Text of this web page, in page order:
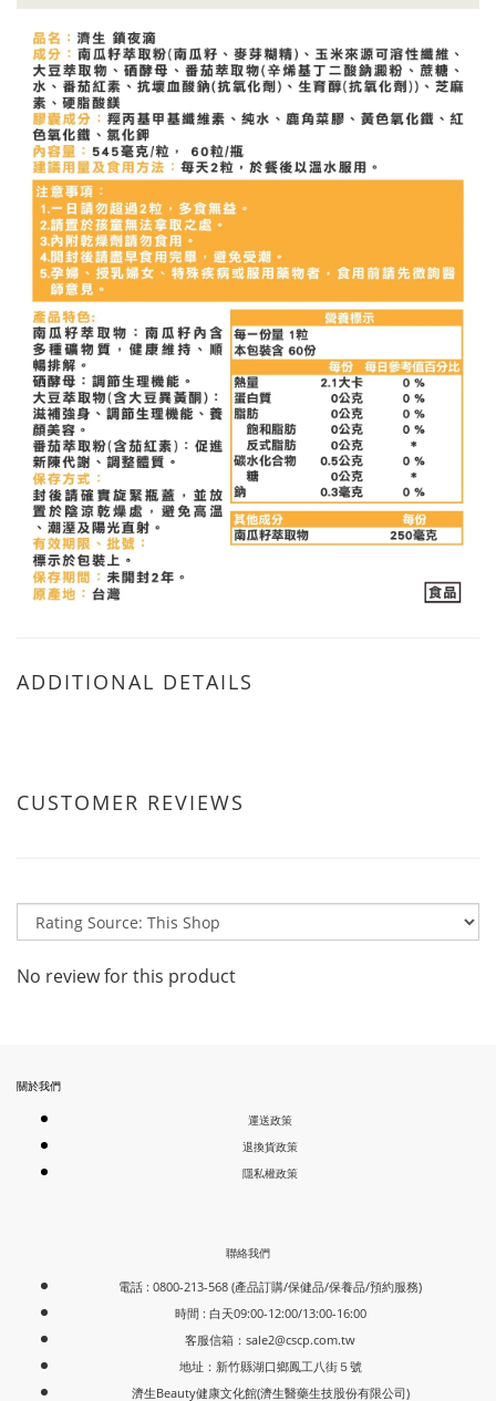
ADDITIONAL DETAILS
CUSTOMER REVIEWS
No review for this product
關於我們
運送政策
退換貨政策
隱私權政策
聯絡我們
電話 : 0800-213-568 (產品訂購/保健品/保養品/預約服務)
時間 : 白天09:00-12:00/13:00-16:00
客服信箱： sale2@cscp.com.tw
地址：新竹縣湖口鄉鳳工八街５號
濟生Beauty健康文化館(濟生醫藥生技股份有限公司)